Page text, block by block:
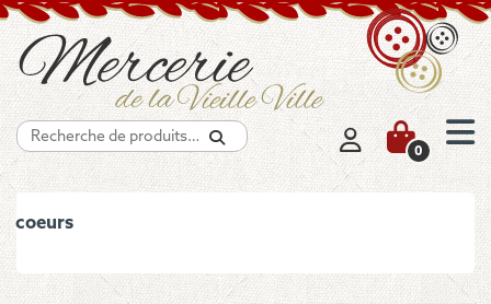
Recherche
0
coeurs